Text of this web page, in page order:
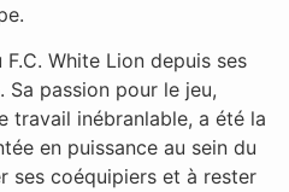
White Lion depuis ses
Sa passion pour le jeu,
travail inébranlable, a été la
en puissance au sein du
ses coéquipiers et à rester